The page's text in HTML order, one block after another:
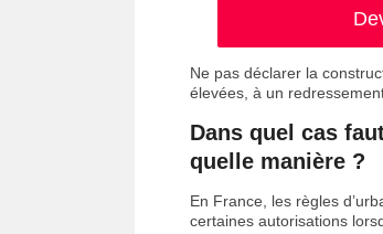
Ne pas déclarer la
élevées, à un
Dans quel cas
quelle manière ?
En France, les règles
certaines autorisations